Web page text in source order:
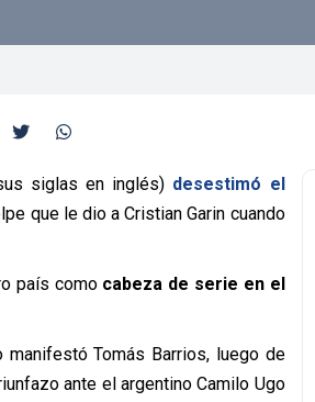
siglas en inglés) desestimó el
que le dio a Cristian Garin cuando
país comocabeza de serie en el
Tomás Barrios, luego de
ante el argentino Camilo Ugo